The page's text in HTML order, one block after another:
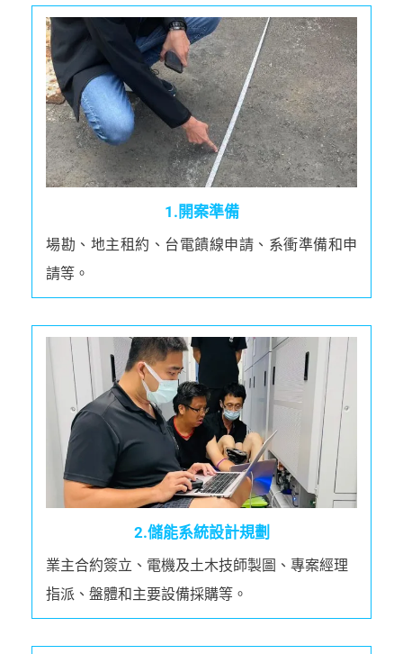
1.開案準備
場勘、地主租約、台電饋線申請、系衝準備和申
請等。
2.儲能系統設計規劃
業主合約簽立、電機及土木技師製圖、專案經理
指派、盤體和主要設備採購等。